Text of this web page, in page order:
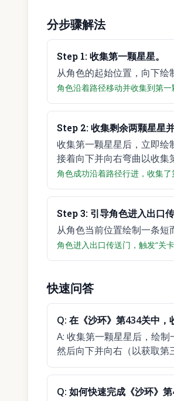
分步骤解法
Step 1:收集第一颗星星。
从角色的起始位置，向下绘
角色沿着路径移动并收集到第一
Step 2:收集剩余两颗星星
收集第一颗星星后，立即绘
接着向下并向右弯曲以收集
角色成功沿着路径行进，收集了
Step3: 引导角色进入出口
从角色当前位置绘制一条短
角色进入出口传送门，触发“关卡
快速问答
Q: 在《沙环》第434关中，
A: 收集第一颗星星后，绘制
然后向下并向右（以获取第
Q: 如何快速完成《沙环》第